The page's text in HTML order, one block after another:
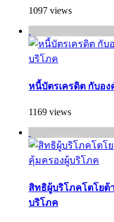
1097 views
หนี้บัตรเครดิต กับอ
1169 views
สิทธิผู้บริโภคโตโยต้
บริโภค